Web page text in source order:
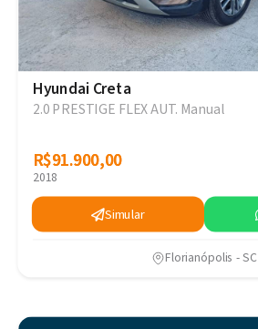
Hyundai Creta
2.0 PRESTIGE FLEX AUT. Manual
R$91.900,00
R$91.900,00
2018
Simular
Florianópolis - SC